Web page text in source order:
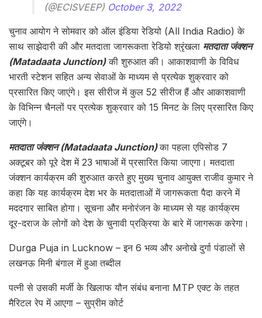
(@ECISVEEP) October 3, 2022
चुनाव आयोग ने सोमवार को ऑल इंडिया रेडियो (All India Radio) के
साथ साझेदारी की और मतदाता जागरूकता रेडियो श्रृंखला मतदाता जंक्शन
(Matadaata Junction)की शुरुआत की। आकाशवाणी के विविध
भारती स्टेशन सहित अन्य सेवाओं के माध्यम से प्रत्येक शुक्रवार को
प्रसारित किए जाएंगे। इस सीरीज में कुल 52 सीरीज हैं और आकाशवाणी
के विभिन्न चैनलों पर प्रत्येक शुक्रवार को 15 मिनट के लिए प्रसारित किए
जाएंगे।
मतदाता जंक्शन (Matadaata Junction)का पहला एपिसोड 7
अक्टूबर को पूरे देश में 23 भाषाओं में प्रसारित किया जाएगा। मतदाता
जंक्शन कार्यक्रम की शुरुआत करते हुए मुख्य चुनाव आयुक्त राजीव कुमार ने
कहा कि यह कार्यक्रम देश भर के मतदाताओं में जागरूकता पैदा करने में
मददगार साबित होगा। सूचना और मनोरंजन के माध्यम से यह कार्यक्रम
दूर-दराज के लोगों को देश के चुनावी प्रक्रिया के बारे में जागरूक करेगा।
Durga Puja in Lucknow – इन 6 भव्य और अनोखे दुर्गा पंडालों से
लखनऊ मिनी बंगाल में हुआ तब्दील
पत्नी से उसकी मर्जी के खिलाफ यौन संबंध बनाना MTP एक्ट के तहत
मैरिटल रेप में आएगा – सुप्रीम कोर्ट